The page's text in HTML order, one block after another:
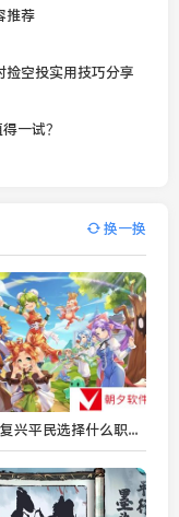
推荐
捡空投实用技巧分享
一试？
换一换
魔力宝贝复兴平民选择什么职业 魔力宝贝复兴平民职业推荐2024